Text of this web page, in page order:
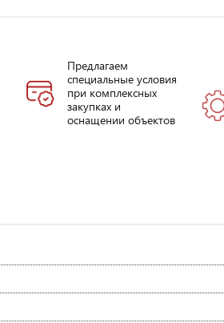
Предлагаем
специальные условия
при комплексных
закупках и
оснащении объектов